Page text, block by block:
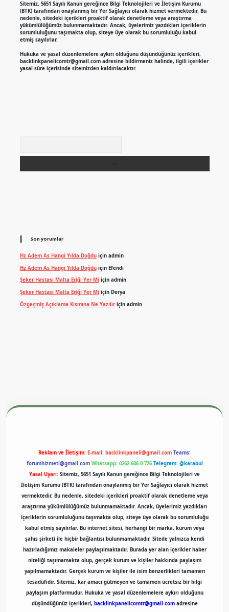
Sitemiz, 5651 Sayılı Kanun gereğince Bilgi Teknolojileri ve İletişim Kurumu
(BTK) tarafından onaylanmış bir Yer Sağlayıcı olarak hizmet vermektedir. Bu
nedenle, sitedeki içerikleri proaktif olarak denetleme veya araştırma
yükümlülüğümüz bulunmamaktadır. Ancak, üyelerimiz yazdıkları içeriklerin
sorumluluğunu taşımakta olup, siteye üye olarak bu sorumluluğu kabul
etmiş sayılırlar.
Hukuka ve yasal düzenlemelere aykırı olduğunu düşündüğünüz içerikleri,
backlinkpanelicomtr@gmail.comadresine bildirmeniz halinde, ilgili içerikler
yasal süre içerisinde sitemizden kaldırılacaktır.
Son yorumlar
Hz Adem As Hangi Yılda Doğduiçin admin
Hz Adem As Hangi Yılda Doğduiçin Efendi
Şeker Hastası Malta Eriği Yer Miiçin admin
Şeker Hastası Malta Eriği Yer Miiçin Derya
Özgeçmiş Açıklama Kısmına Ne Yazılıriçin admin
Reklam ve İletişim: E-mail: backlinkpaneli@gmail.com Teams:
forumhizmeti@gmail.com Whatsapp: 0262 606 0 726 Telegram: @karabul
Yasal Uyarı: Sitemiz, 5651 Sayılı Kanun gereğince Bilgi Teknolojileri ve
İletişim Kurumu (BTK) tarafından onaylanmış bir Yer Sağlayıcı olarak hizmet
vermektedir. Bu nedenle, sitedeki içerikleri proaktif olarak denetleme veya
araştırma yükümlülüğümüz bulunmamaktadır. Ancak, üyelerimiz yazdıkları
içeriklerin sorumluluğunu taşımakta olup, siteye üye olarak bu sorumluluğu
kabul etmiş sayılırlar. Bu internet sitesi, herhangi bir marka, kurum veya
şahıs şirketi ile hiçbir bağlantısı bulunmamaktadır. Sitede yalnızca kendi
hazırladığımız makaleler paylaşılmaktadır. Burada yer alan içerikler haber
niteliği taşımamakta olup, gerçek kurum ve kişiler hakkında paylaşım
yapılmamaktadır. Gerçek kurum ve kişiler ile isim benzerlikleri tamamen
tesadüfidir. Sitemiz, kar amacı gütmeyen ve tamamen ücretsiz bir bilgi
paylaşım platformudur. Hukuka ve yasal düzenlemelere aykırı olduğunu
düşündüğünüz içerikleri, backlinkpanelicomtr@gmail.comadresine